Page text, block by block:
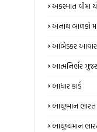
અકસ્માત વીમા
અનાથ બાળકો
આંબેડકર આવાસ
આત્મનિર્ભર
આધાર કાર્ડ
આયુષ્માન ભારત
આયુષ્યમાન